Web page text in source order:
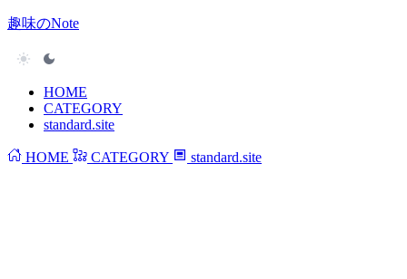
趣味のNote
HOME
CATEGORY
standard.site
HOME CATEGORY standard.site